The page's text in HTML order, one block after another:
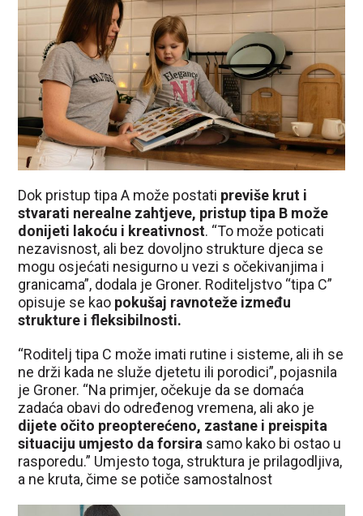
Dok pristup tipa A može postati previše krut i
stvarati nerealne zahtjeve, pristup tipa B može
donijeti lakoću i kreativnost. “To može poticati
nezavisnost, ali bez dovoljno strukture djeca se
mogu osjećati nesigurno u vezi s očekivanjima i
granicama”, dodala je Groner. Roditeljstvo “tipa C”
opisuje se kao pokušaj ravnoteže između
strukture i fleksibilnosti.
“Roditelj tipa C može imati rutine i sisteme, ali ih se
ne drži kada ne služe djetetu ili porodici”, pojasnila
je Groner. “Na primjer, očekuje da se domaća
zadaća obavi do određenog vremena, ali ako je
dijete očito preopterećeno, zastane i preispita
situaciju umjesto da forsira samo kako bi ostao u
rasporedu.” Umjesto toga, struktura je prilagodljiva,
a ne kruta, čime se potiče samostalnost